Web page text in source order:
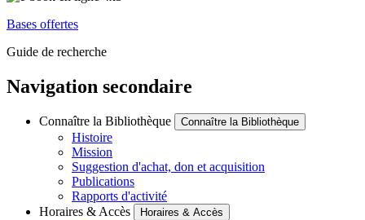
Bases offertes
Guide de recherche
Navigation secondaire
Connaître la Bibliothèque Connaître la Bibliothèque
Histoire
Mission
Suggestion d'achat, don et acquisition
Publications
Rapports d'activité
Horaires & Accès
Horaires & Accès